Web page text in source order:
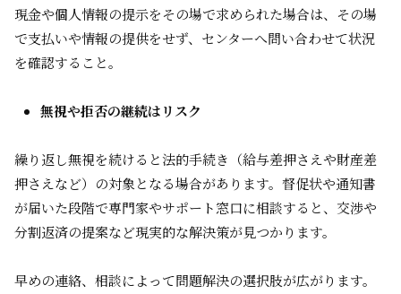
現金や個人情報の提示をその場で求められた場合は、その場
で支払いや情報の提供をせず、センターへ問い合わせて状況
を確認すること。
無視や拒否の継続はリスク
繰り返し無視を続けると法的手続き（給与差押さえや財産差
押さえなど）の対象となる場合があります。督促状や通知書
が届いた段階で専門家やサポート窓口に相談すると、交渉や
分割返済の提案など現実的な解決策が見つかります。
早めの連絡、相談によって問題解決の選択肢が広がります。